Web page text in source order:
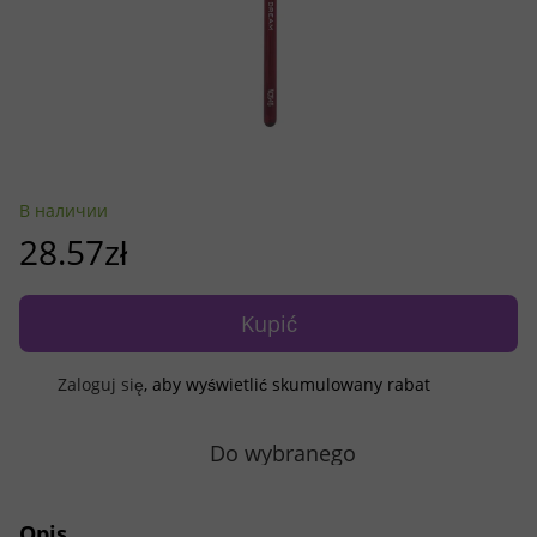
В наличии
28.57zł
Kupić
Zaloguj się, aby wyświetlić skumulowany rabat
Do wybranego